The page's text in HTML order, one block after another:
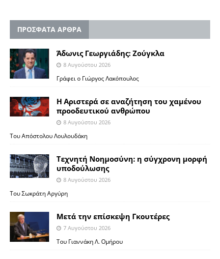
ΠΡΟΣΦΑΤΑ ΑΡΘΡΑ
Άδωνις Γεωργιάδης: Ζούγκλα
8 Αυγούστου 2026
Γράφει ο Γιώργος Λακόπουλος
Η Αριστερά σε αναζήτηση του χαμένου
προοδευτικού ανθρώπου
8 Αυγούστου 2026
Του Απόστολου Λουλουδάκη
Τεχνητή Νοημοσύνη: η σύγχρονη μορφή
υποδούλωσης
8 Αυγούστου 2026
Του Σωκράτη Αργύρη
Μετά την επίσκεψη Γκουτέρες
7 Αυγούστου 2026
Του Γιαννάκη Λ. Ομήρου